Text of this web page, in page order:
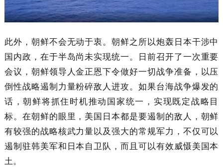
此外，朝鲜不会无动于衷。朝鲜之所以炮轰日本干涉中
国内政，在于半岛尚未实现统一。日前召开了一次重要
会议，朝鲜领导人金正恩下令做好一切战争准备，以压
倒性战略遏制力量粉碎敌人进攻。如果台海战争爆发的
话，朝鲜将抓住时机推动国家统一，实现既定战略目
标。在朝鲜的眼里，美国日本都是要遏制的敌人，朝鲜
有较强的战略核武力量以及强大的常规军力，不仅可以
遏制驻韩美军和日本自卫队，而且可以有效威慑美国本
土。